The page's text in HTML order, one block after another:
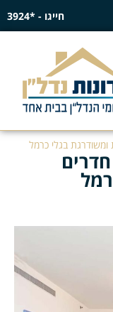
חייגו - *3924
נכס החודש בגלי כרמל: 4 חדרים